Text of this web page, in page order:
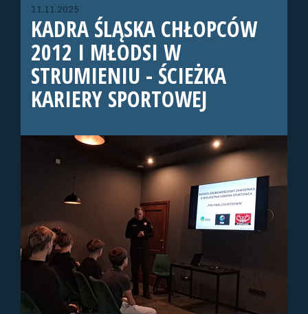
11.11.2025
KADRA ŚLĄSKA CHŁOPCÓW
2012 I MŁODSI W
STRUMIENIU - ŚCIEŻKA
KARIERY SPORTOWEJ